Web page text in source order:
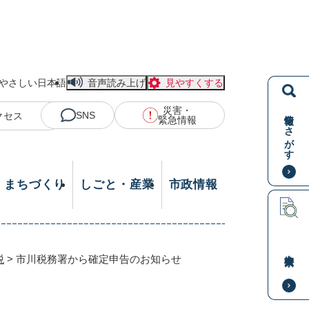
情報をさがす
さしい日本語 音声読み上げ 見やすくする
セス SNS
災害・
緊急情報
まちづくり しごと・産業 市政情報
> 市川税務署から確定申告のお知らせ